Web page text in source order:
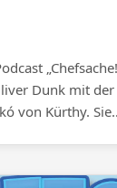
Dunk mit
von Kürthy.